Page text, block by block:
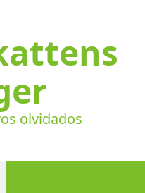
olvidados